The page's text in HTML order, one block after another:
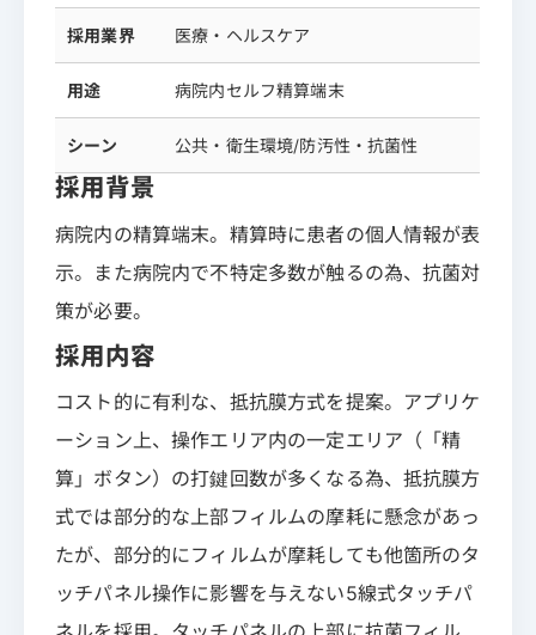
採用業界 医療・ヘルスケア
用途 病院内セルフ精算端末
シーン 公共・衛生環境/防汚性・抗菌性
採用背景
病院内の精算端末。精算時に患者の個人情報が表
示。また病院内で不特定多数が触るの為、抗菌対
策が必要。
採用内容
コスト的に有利な、抵抗膜方式を提案。アプリケ
ーション上、操作エリア内の一定エリア（「精
算」ボタン）の打鍵回数が多くなる為、抵抗膜方
式では部分的な上部フィルムの摩耗に懸念があっ
たが、部分的にフィルムが摩耗しても他箇所のタ
ッチパネル操作に影響を与えない5線式タッチパ